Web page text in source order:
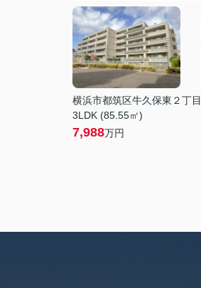
横浜市都筑区牛久保東２丁目
3LDK (85.55㎡)
7,988万円